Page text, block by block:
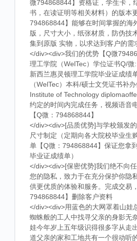
微794868844】资格证，学生卡，
书，在读证明等相关材料）的版本
794868844】能够在时间掌握的海
版，尺寸大小，纸张材质，防伪技
集到原版 实物，以求达到客户的需
</div><div>我们的优势【Q微
理工学院（WelTec）学位证书Q/
新西兰惠灵顿理工学院毕业证成绩
（WelTec）本科/硕士文凭证书补
Institute of Technology
约定的时间内完成任务，视频语音
【Q微：794868844】
</div><div>[品质优势]与学校颁发
尺寸制定（定期向各大院校毕业生
单【Q微：794868844】保证您拿
毕业证成绩单）
</div><div>[保密优势]我们绝不向
您的隐私，致力于在充分保护你隐
供更优质的体验和服务。完成交易
794868844】删除客户资料
</div><div>用蓝色的大网罩着山娃
蜘蛛般的工人中找寻父亲的身影无
娃今年岁上五年级识得很多字从走
道父亲的家和工地共有一个很动